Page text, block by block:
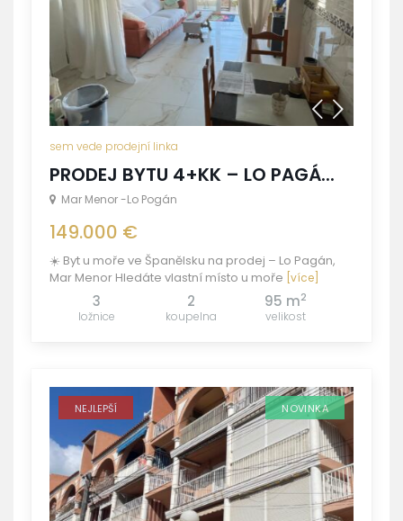
sem vede prodejní linka
PRODEJ BYTU 4+KK – LO PAGÁ...
Mar Menor -Lo Pogán
149.000 €
☀️ Byt u moře ve Španělsku na prodej – Lo Pagán,
Mar Menor Hledáte vlastní místo u moře [více]
3
ložnice
2
koupelna
95 m2
velikost
NEJLEPŠÍ NOVINKA